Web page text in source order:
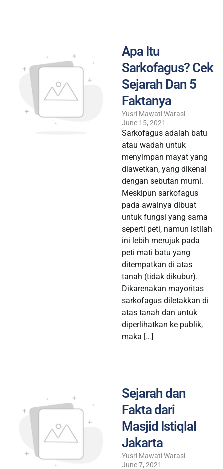
Apa Itu
Sarkofagus? Cek
Sejarah Dan 5
Faktanya
Yusri Mawati Warasi
June 15, 2021
Sarkofagus adalah batu
atau wadah untuk
menyimpan mayat yang
diawetkan, yang dikenal
dengan sebutan mumi.
Meskipun sarkofagus
pada awalnya dibuat
untuk fungsi yang sama
seperti peti, namun istilah
ini lebih merujuk pada
peti mati batu yang
ditempatkan di atas
tanah (tidak dikubur).
Dikarenakan mayoritas
sarkofagus diletakkan di
atas tanah dan untuk
diperlihatkan ke publik,
maka […]
Sejarah dan
Fakta dari
Masjid Istiqlal
Jakarta
Yusri Mawati Warasi
June 7, 2021